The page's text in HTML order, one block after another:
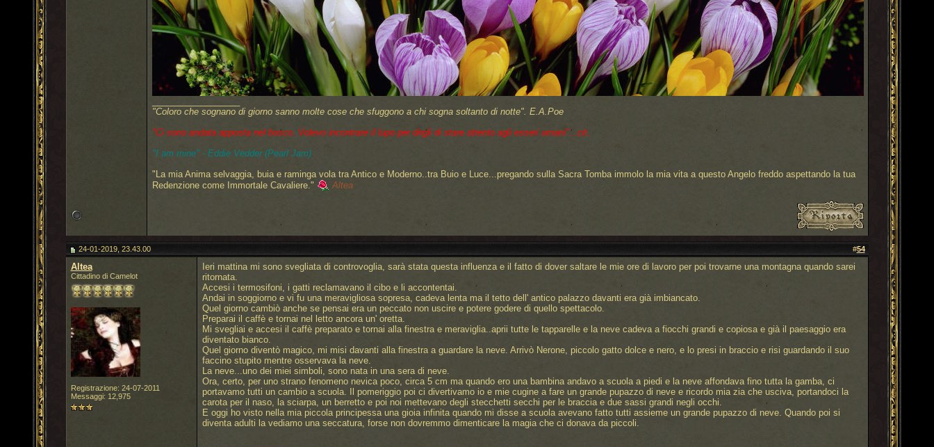
"Coloro che sognano di giorno sanno molte cose che sfuggono a chi sogna soltanto di notte". E.A.Poe
"Ci sono andata apposta nel bosco. Volevo incontrare il lupo per dirgli di stare attento agli esseri umani"...cit.
"I am mine" - Eddie Vedder (Pearl Jam)
"La mia Anima selvaggia, buia e raminga vola tra Antico e Moderno..tra Buio e Luce...pregando sulla Sacra Tomba immolo la mia vita a questo Angelo freddo aspettando la tua
Redenzione come Immortale Cavaliere."
Altea
24-01-2019, 23.43.00 #54
Altea
Cittadino di Camelot
Registrazione: 24-07-2011
Messaggi: 12,975
Ieri mattina mi sono svegliata di controvoglia, sarà stata questa influenza e il fatto di dover saltare le mie ore di lavoro per poi trovarne una montagna quando sarei
ritornata.
Accesi i termosifoni, i gatti reclamavano il cibo e li accontentai.
Andai in soggiorno e vi fu una meravigliosa sopresa, cadeva lenta ma il tetto dell' antico palazzo davanti era già imbiancato.
Quel giorno cambiò anche se pensai era un peccato non uscire e potere godere di quello spettacolo.
Preparai il caffè e tornai nel letto ancora un' oretta.
Mi svegliai e accesi il caffè preparato e tornai alla finestra e meraviglia..aprii tutte le tapparelle e la neve cadeva a fiocchi grandi e copiosa e già il paesaggio era
diventato bianco.
Quel giorno diventò magico, mi misi davanti alla finestra a guardare la neve. Arrivò Nerone, piccolo gatto dolce e nero, e lo presi in braccio e risi guardando il suo
faccino stupito mentre osservava la neve.
La neve...uno dei miei simboli, sono nata in una sera di neve.
Ora, certo, per uno strano fenomeno nevica poco, circa 5 cm ma quando ero una bambina andavo a scuola a piedi e la neve affondava fino tutta la gamba, ci
portavamo tutti un cambio a scuola. Il pomeriggio poi ci divertivamo io e mie cugine a fare un grande pupazzo di neve e ricordo mia zia che usciva, portandoci la
carota per il naso, la sciarpa, un berretto e poi noi mettevano degli stecchetti secchi per le braccia e due sassi grandi negli occhi.
E oggi ho visto nella mia piccola principessa una gioia infinita quando mi disse a scuola avevano fatto tutti assieme un grande pupazzo di neve. Quando poi si
diventa adulti la vediamo una seccatura, forse non dovremmo dimenticare la magia che ci donava da piccoli.